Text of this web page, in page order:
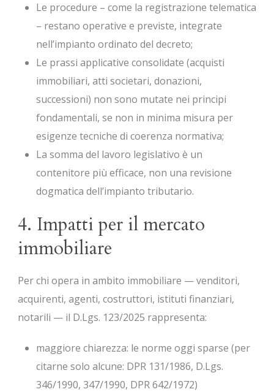
Le procedure – come la registrazione telematica
– restano operative e previste, integrate
nell’impianto ordinato del decreto;
Le prassi applicative consolidate (acquisti
immobiliari, atti societari, donazioni,
successioni) non sono mutate nei principi
fondamentali, se non in minima misura per
esigenze tecniche di coerenza normativa;
La somma del lavoro legislativo è un
contenitore più efficace, non una revisione
dogmatica dell’impianto tributario.
4. Impatti per il mercato
immobiliare
Per chi opera in ambito immobiliare — venditori,
acquirenti, agenti, costruttori, istituti finanziari,
notarili — il D.Lgs. 123/2025 rappresenta:
maggiore chiarezza: le norme oggi sparse (per
citarne solo alcune: DPR 131/1986, D.Lgs.
346/1990, 347/1990, DPR 642/1972)